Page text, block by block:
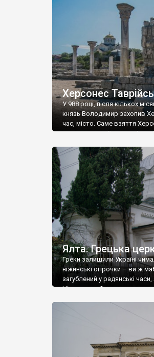
візантійської доби.
культурної спадщини
Офіційно – на виставку
влада в Україні вважають
Херсонес
У 988 році, після кількох
князь Володимир захопив
час, місто. Саме взяття
диктувати свої умови
Херсонесі Володимир-
християнином. А потім було
Херсонесу Таврійського
Ялта. Грецька
Греки залишили Україні
ніжинські огірочки – ви ж
загублений у радянські
Ніжин греки?